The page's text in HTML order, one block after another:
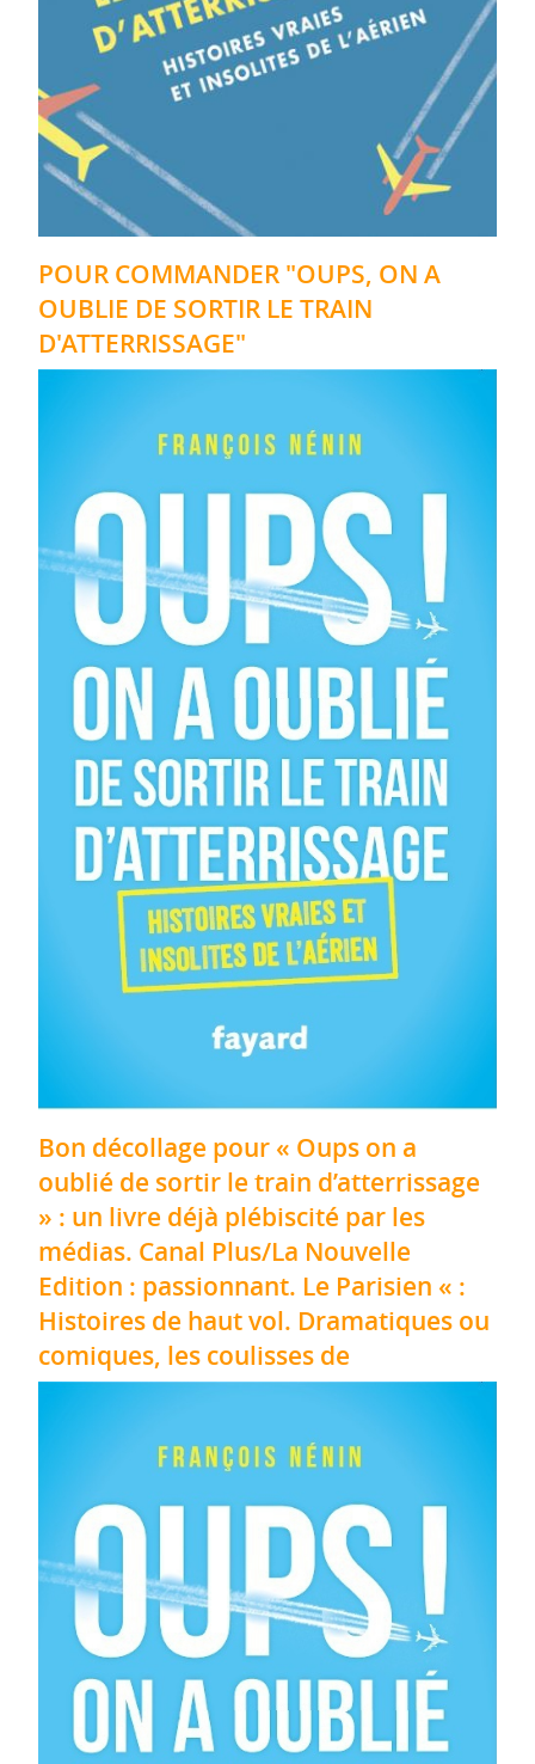
POUR COMMANDER "OUPS, ON A
OUBLIE DE SORTIR LE TRAIN
D'ATTERRISSAGE"
Bon décollage pour « Oups on a
oublié de sortir le train d’atterrissage
» : un livre déjà plébiscité par les
médias. Canal Plus/La Nouvelle
Edition : passionnant. Le Parisien « :
Histoires de haut vol. Dramatiques ou
comiques, les coulisses de